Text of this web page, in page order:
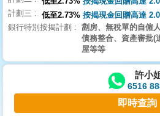
搵
樓/
交
業
主
計劃三 低至2.73% 按揭現金回贈高達
銀行特別按揭計劃
劏房、無稅單的自僱人
債務整合、資產審批(
屋等等
許小
6516
即時查詢